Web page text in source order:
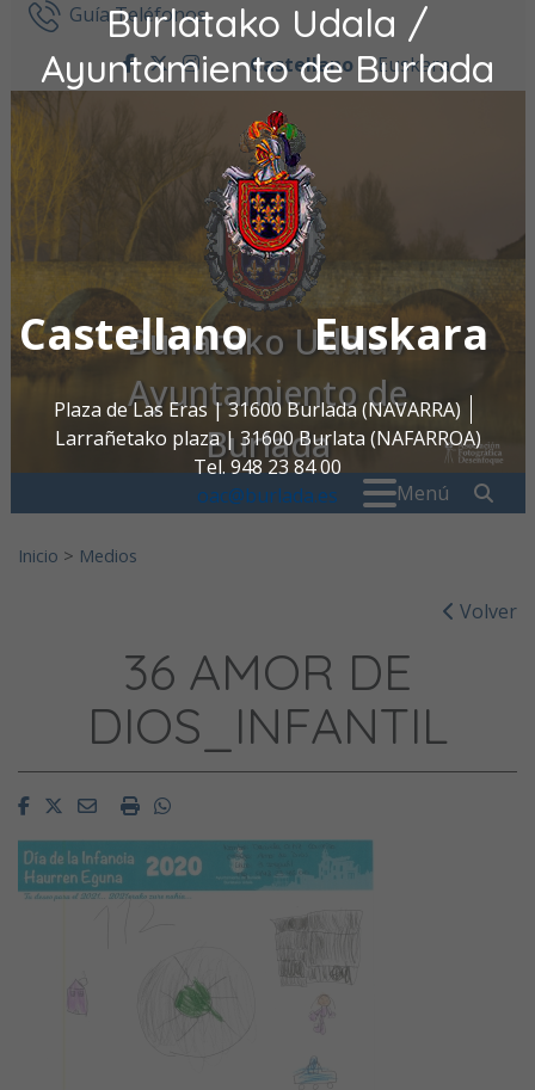
Burlatako Udala /
Ayuntamiento de Burlada
Castellano Euskara
Plaza de Las Eras | 31600 Burlada (NAVARRA)
Larrañetako plaza | 31600 Burlata (NAFARROA)
Tel. 948 23 84 00
oac@burlada.es
Ir al contenidoGuía Teléfonos
facebook
twitter
instagram
Castellano Euskara
Burlatako Udala /
Ayuntamiento de
Burlada
Menú
Inicio > Medios
Volver
36 AMOR DE
DIOS_INFANTIL
FacebookTwitterEmailImprimirWhatsapp